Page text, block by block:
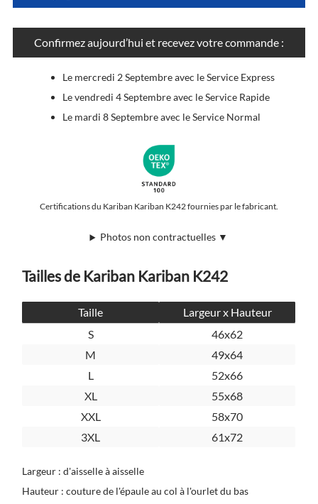
Confirmez aujourd’hui et recevez votre commande :
Le mercredi 2 Septembre avec le Service Express
Le vendredi 4 Septembre avec le Service Rapide
Le mardi 8 Septembre avec le Service Normal
Certifications du Kariban Kariban K242 fournies par le fabricant.
Photos non contractuelles ▼
Tailles de Kariban Kariban K242
Taille
Largeur x Hauteur
S
46x62
M
49x64
L
52x66
XL
55x68
XXL
58x70
3XL
61x72
Largeur : d'aisselle à aisselle
Hauteur : couture de l'épaule au col à l'ourlet du bas